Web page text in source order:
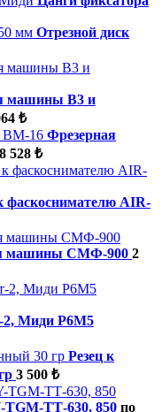
Отрезной диск
машины B3 и
₺
Фрезерная
528 ₺
фаскоснимателю AIR-
машины СМФ-900 2
2, Миди Р6М5
Резец к
3 500 ₺
TGM-ТТ-630, 850 по